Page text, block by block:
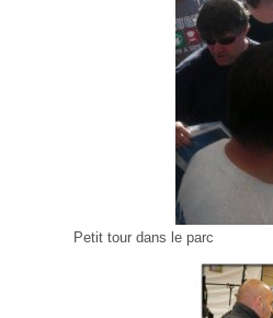
Petit tour dans le parc